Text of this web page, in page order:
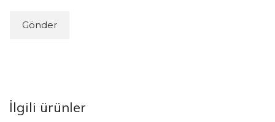
İlgili ürünler